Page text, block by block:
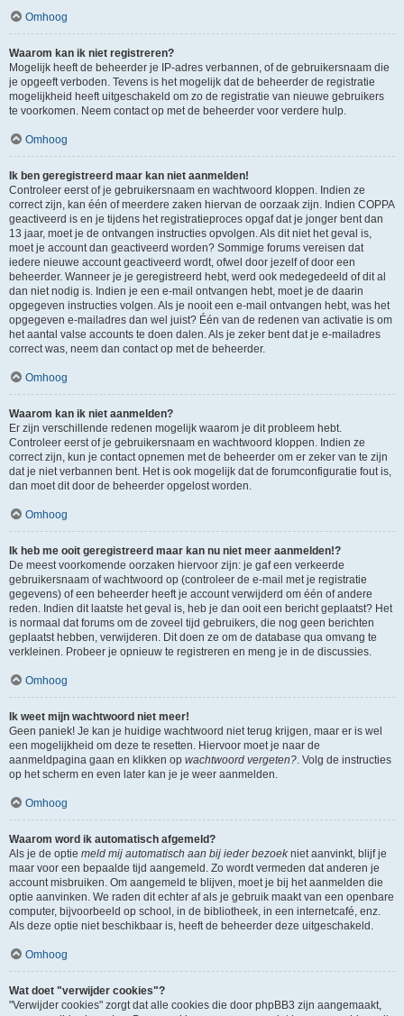
Omhoog
Waarom kan ik niet registreren?
Mogelijk heeft de beheerder je IP-adres verbannen, of de gebruikersnaam die
je opgeeft verboden. Tevens is het mogelijk dat de beheerder de registratie
mogelijkheid heeft uitgeschakeld om zo de registratie van nieuwe gebruikers
te voorkomen. Neem contact op met de beheerder voor verdere hulp.
Omhoog
Ik ben geregistreerd maar kan niet aanmelden!
Controleer eerst of je gebruikersnaam en wachtwoord kloppen. Indien ze
correct zijn, kan één of meerdere zaken hiervan de oorzaak zijn. Indien COPPA
geactiveerd is en je tijdens het registratieproces opgaf dat je jonger bent dan
13 jaar, moet je de ontvangen instructies opvolgen. Als dit niet het geval is,
moet je account dan geactiveerd worden? Sommige forums vereisen dat
iedere nieuwe account geactiveerd wordt, ofwel door jezelf of door een
beheerder. Wanneer je je geregistreerd hebt, werd ook medegedeeld of dit al
dan niet nodig is. Indien je een e-mail ontvangen hebt, moet je de daarin
opgegeven instructies volgen. Als je nooit een e-mail ontvangen hebt, was het
opgegeven e-mailadres dan wel juist? Één van de redenen van activatie is om
het aantal valse accounts te doen dalen. Als je zeker bent dat je e-mailadres
correct was, neem dan contact op met de beheerder.
Omhoog
Waarom kan ik niet aanmelden?
Er zijn verschillende redenen mogelijk waarom je dit probleem hebt.
Controleer eerst of je gebruikersnaam en wachtwoord kloppen. Indien ze
correct zijn, kun je contact opnemen met de beheerder om er zeker van te zijn
dat je niet verbannen bent. Het is ook mogelijk dat de forumconfiguratie fout is,
dan moet dit door de beheerder opgelost worden.
Omhoog
Ik heb me ooit geregistreerd maar kan nu niet meer aanmelden!?
De meest voorkomende oorzaken hiervoor zijn: je gaf een verkeerde
gebruikersnaam of wachtwoord op (controleer de e-mail met je registratie
gegevens) of een beheerder heeft je account verwijderd om één of andere
reden. Indien dit laatste het geval is, heb je dan ooit een bericht geplaatst? Het
is normaal dat forums om de zoveel tijd gebruikers, die nog geen berichten
geplaatst hebben, verwijderen. Dit doen ze om de database qua omvang te
verkleinen. Probeer je opnieuw te registreren en meng je in de discussies.
Omhoog
Ik weet mijn wachtwoord niet meer!
Geen paniek! Je kan je huidige wachtwoord niet terug krijgen, maar er is wel
een mogelijkheid om deze te resetten. Hiervoor moet je naar de
aanmeldpagina gaan en klikken op wachtwoord vergeten?. Volg de instructies
op het scherm en even later kan je je weer aanmelden.
Omhoog
Waarom word ik automatisch afgemeld?
Als je de optie meld mij automatisch aan bij ieder bezoekniet aanvinkt, blijf je
maar voor een bepaalde tijd aangemeld. Zo wordt vermeden dat anderen je
account misbruiken. Om aangemeld te blijven, moet je bij het aanmelden die
optie aanvinken. We raden dit echter af als je gebruik maakt van een openbare
computer, bijvoorbeeld op school, in de bibliotheek, in een internetcafé, enz.
Als deze optie niet beschikbaar is, heeft de beheerder deze uitgeschakeld.
Omhoog
Wat doet "verwijder cookies"?
"Verwijder cookies" zorgt dat alle cookies die door phpBB3 zijn aangemaakt,